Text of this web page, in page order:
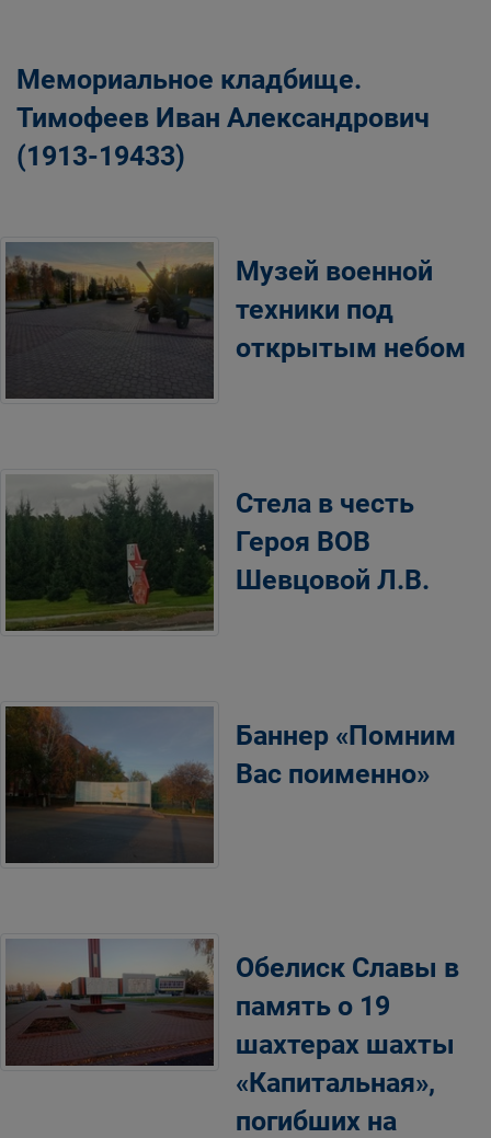
Мемориальное кладбище.
Тимофеев Иван Александрович
(1913-19433)
Музей военной
техники под
открытым небом
Стела в честь
Героя ВОВ
Шевцовой Л.В.
Баннер «Помним
Вас поименно»
Обелиск Славы в
память о 19
шахтерах шахты
«Капитальная»,
погибших на